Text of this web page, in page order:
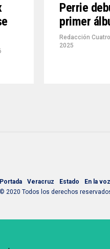
Perrie
primer
Redacción Cuatro
2025
Portada Veracruz Estado En la
© 2020 Todos los derechos